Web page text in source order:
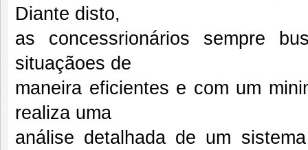
Diante disto,
as concessrionários sempre
situaçãoes de
maneira eficientes e com um
realiza uma
análise detalhada de um